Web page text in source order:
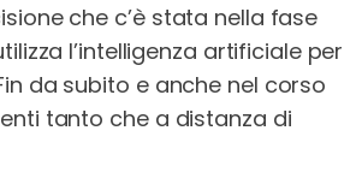
che c’è stata nella fase
l’intelligenza artificiale per
da subito e anche nel corso
tanto che a distanza di